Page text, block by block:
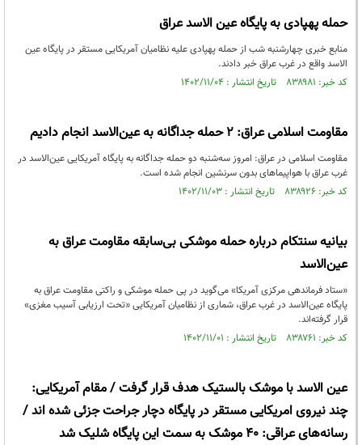
حمله پهپادی به پایگاه عین الاسد عراق
منابع خبری چهارشنبه شب از حمله پهپادی علیه نظامیان آمریکایی مستقر در پایگاه عین
الاسد واقع در غرب عراق خبر دادند.
کد خبر: ۸۳۸۹۸۱ تاریخ انتشار : ۱۴۰۲/۱۱/۰۴
مقاومت اسلامی عراق: ۲ حمله جداگانه به عین‌الاسد انجام دادیم
مقاومت اسلامی در عراق: امروز سه‌شنبه دو حمله جداگانه به پایگاه آمریکایی عین‌الاسد در
غرب عراق با هواپیماهای بدون سرنشین انجام شده است.
کد خبر: ۸۳۸۹۲۶ تاریخ انتشار : ۱۴۰۲/۱۱/۰۳
بیانیه سنتکام درباره حمله موشکی بی‌سابقه مقاومت عراق به
عین‌الاسد
«ستاد فرماندهی مرکزی آمریکا» می‌گوید در پی حمله موشکی و راکتی مقاومت عراق به
پایگاه عین‌الاسد در غرب عراق، شماری از نظامیان آمریکایی «تحت ارزیابی آسیب مغزی»
قرار گرفته‌اند.
کد خبر: ۸۳۸۷۶۱ تاریخ انتشار : ۱۴۰۲/۱۱/۰۱
عین الاسد با موشک بالستیک هدف قرار گرفت / مقام آمریکایی:
چند نیروی امریکایی مستقر در پایگاه دچار جراحت جزئی شده اند /
رسانه‌های عراقی: ۴۰ موشک به سمت این پایگاه شلیک شد